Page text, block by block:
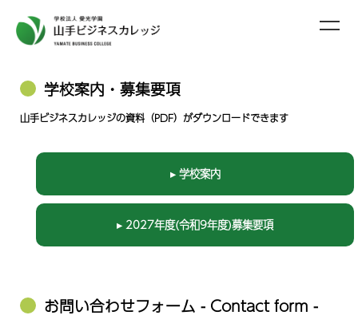
学校案内・募集要項
山手ビジネスカレッジの資料（PDF）がダウンロードできます
▸ 学校案内
▸ 2027年度(令和9年度)募集要項
お問い合わせフォーム - Contact form -